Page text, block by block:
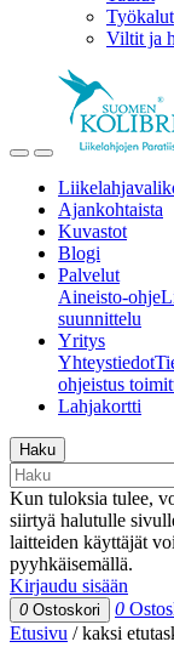
Työkalut
Viltit ja
Ajankohtaista
Kuvastot
Blogi
Palvelut
Aineisto-ohje
suunnittelu
Yritys
Yhteystiedot
ohjeistus
Lahjakortti
Haku
Kun tuloksia tulee,
siirtyä halutulle
laitteiden käyttäjät
pyyhkäisemällä.
Kirjaudu sisään
0 Ostoskori 0
Etusivu /kaksi